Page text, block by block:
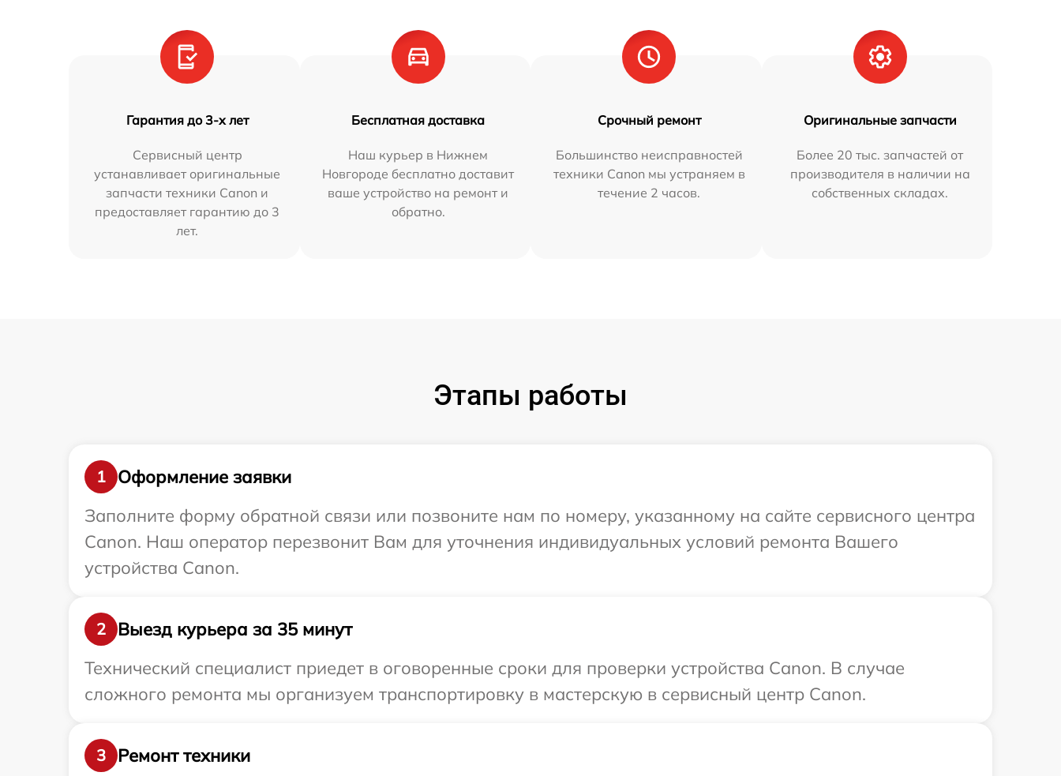
Гарантия до 3-х лет
Сервисный центр
устанавливает оригинальные
запчасти техники Canon и
предоставляет гарантию до 3
лет.
Бесплатная доставка
Наш курьер в Нижнем
Новгороде бесплатно доставит
ваше устройство на ремонт и
обратно.
Срочный ремонт
Большинство неисправностей
техники Canon мы устраняем в
течение 2 часов.
Оригинальные запчасти
Более 20 тыс. запчастей от
производителя в наличии на
собственных складах.
Этапы работы
1
Оформление заявки
Заполните форму обратной связи или позвоните нам по номеру, указанному на сайте сервисного центра
Canon. Наш оператор перезвонит Вам для уточнения индивидуальных условий ремонта Вашего
устройства Canon.
2
Выезд курьера за 35 минут
Технический специалист приедет в оговоренные сроки для проверки устройства Canon. В случае
сложного ремонта мы организуем транспортировку в мастерскую в сервисный центр Canon.
3
Ремонт техники